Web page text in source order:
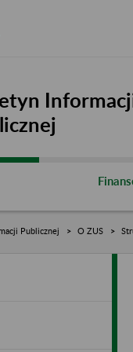
Publicznej O ZUS